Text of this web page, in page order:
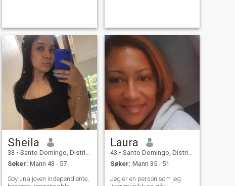
Sheila
33 • Santo Domingo, Distrito Nacional, Den Dominikanske Rep.
Søker: Mann 43 - 57
Soy una joven independiente,
Laura
43 • Santo Domingo, Distrito Nacional, Den Dominikanske Rep.
Søker: Mann 35 - 51
Jeg er en person som jeg